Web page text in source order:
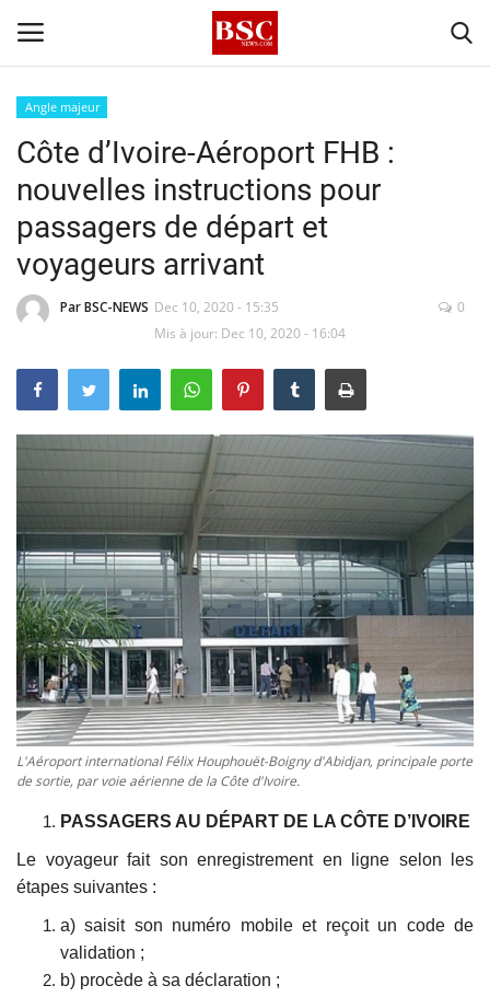
Accueil
Contact
A propos
Signature
Témoignage
Culture
Vidéos
Sublimes cerveaux
Sport
Autr'Actu
Angle majeur
Côte d’Ivoire-Aéroport FHB :
nouvelles instructions pour
passagers de départ et
voyageurs arrivant
Par BSC-NEWS Dec 10, 2020 - 15:35
Mis à jour: Dec 10, 2020 - 16:04
0
L'Aéroport international Félix Houphouët-Boigny d'Abidjan, principale porte
de sortie, par voie aérienne de la Côte d'Ivoire.
PASSAGERS AU DÉPART DE LA CÔTE D’IVOIRE
Le voyageur fait son enregistrement en ligne selon les
étapes suivantes :
a) saisit son numéro mobile et reçoit un code de
validation ;
b) procède à sa déclaration ;